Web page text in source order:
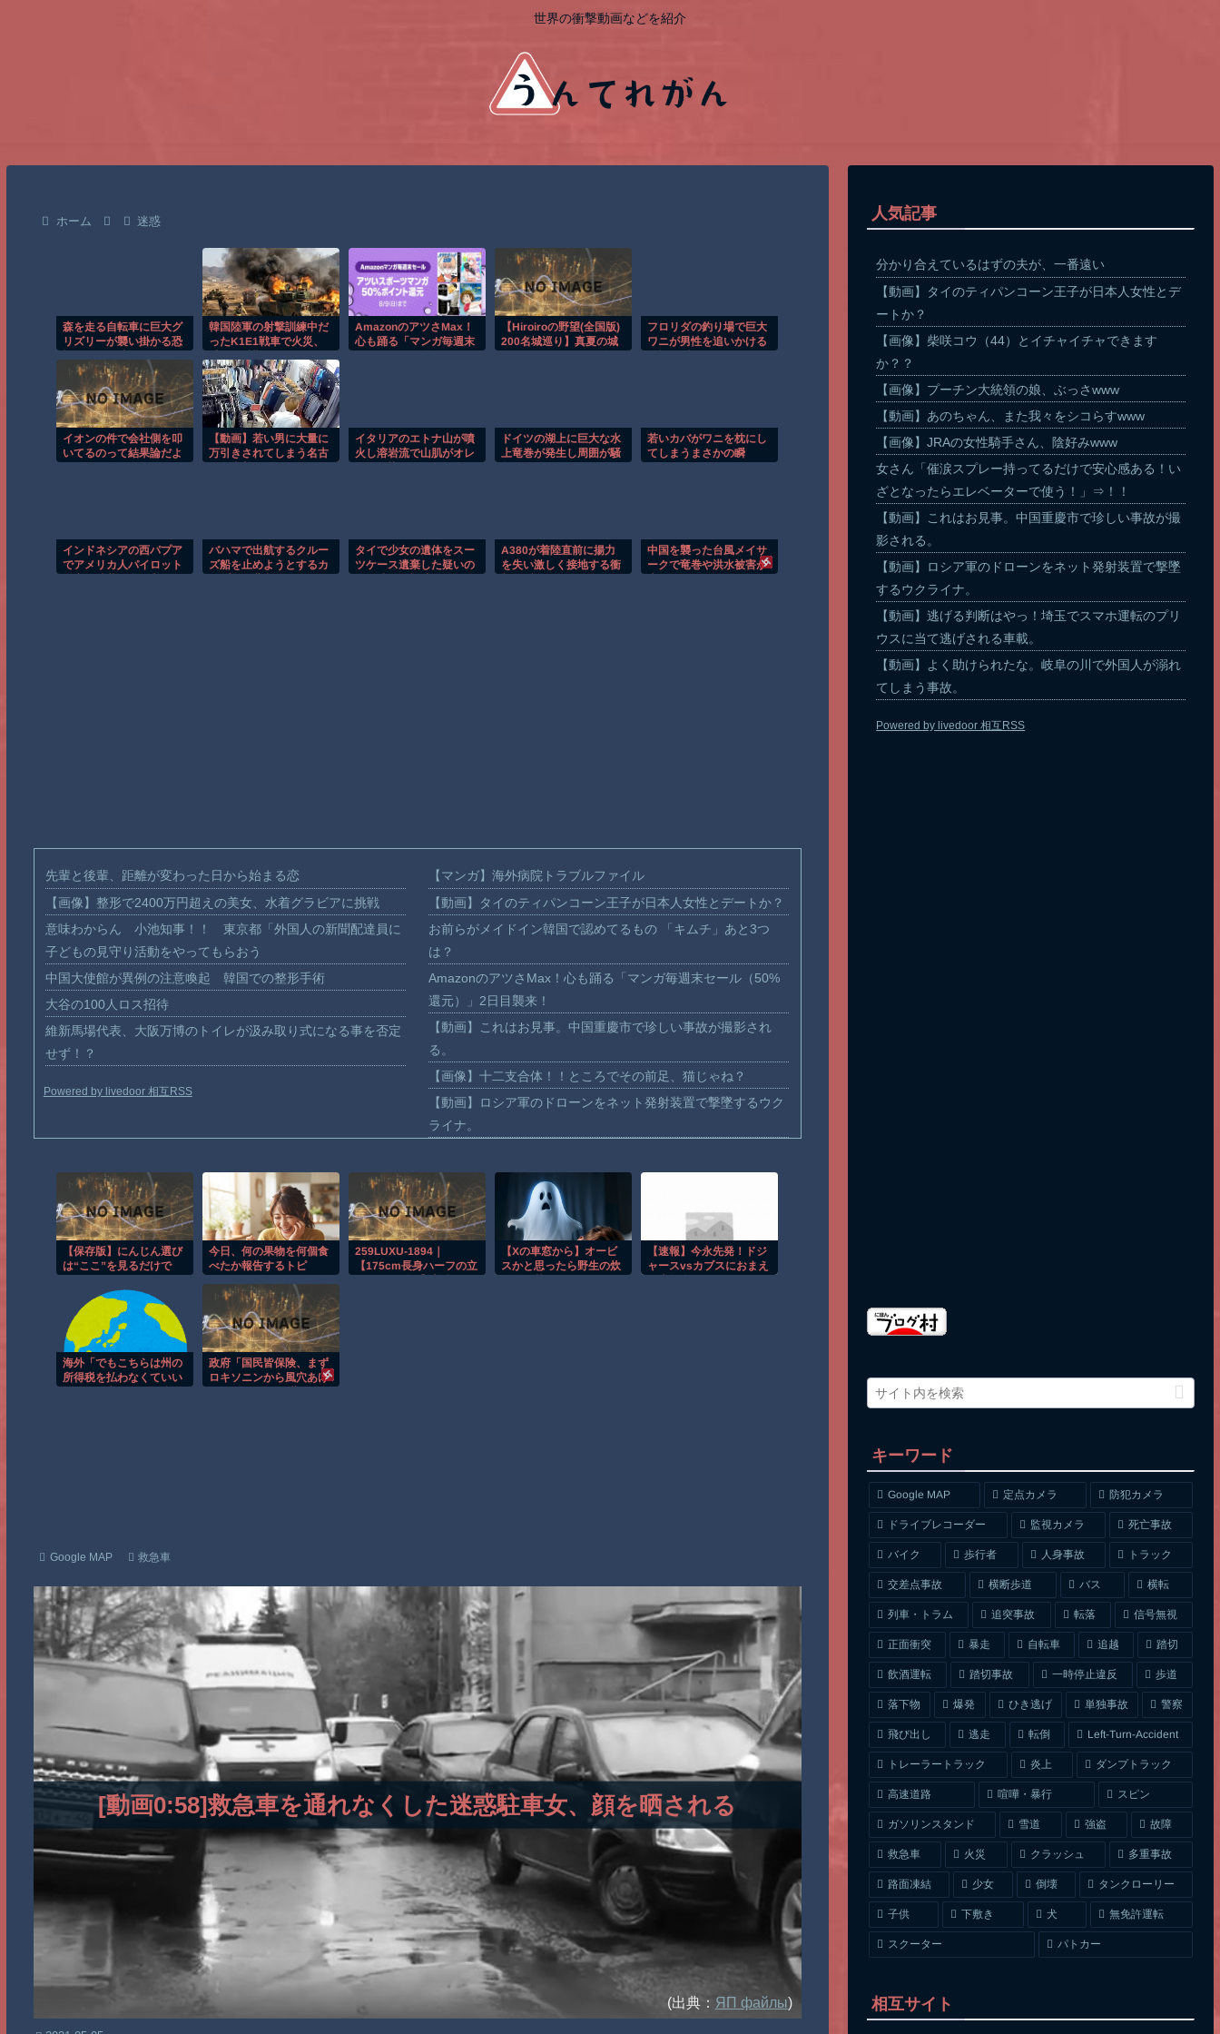
世界の衝撃動画などを紹介
ホーム 迷惑
森を走る自転車に巨大グ
リズリーが襲い掛かる恐
韓国陸軍の射撃訓練中だ
ったK1E1戦車で火災、
ーム付近から出火！
AmazonのアツさMax！
心も踊る「マンガ毎週末
【Hiroiroの野望(全国版)
200名城巡り】真夏の城
フロリダの釣り場で巨大
ワニが男性を追いかける
イオンの件で会社側を叩
いてるのって結果論だよ
【動画】若い男に大量に
万引きされてしまう名古
イタリアのエトナ山が噴
火し溶岩流で山肌がオレ
ドイツの湖上に巨大な水
上竜巻が発生し周囲が騒
若いカバがワニを枕にし
てしまうまさかの瞬
インドネシアの西パプア
でアメリカ人パイロット
バハマで出航するクルー
ズ船を止めようとするカ
タイで少女の遺体をスー
ツケース遺棄した疑いの
A380が着陸直前に揚力
を失い激しく接地する衝
中国を襲った台風メイサ
ークで竜巻や洪水被害が
先輩と後輩、距離が変わった日から始まる恋
【画像】整形で2400万円超えの美女、水着グラビアに挑戦
意味わからん 小池知事！！ 東京都「外国人の新聞配達員に
子どもの見守り活動をやってもらおう
中国大使館が異例の注意喚起 韓国での整形手術
大谷の100人ロス招待
維新馬場代表、大阪万博のトイレが汲み取り式になる事を否定
せず！？
Powered by livedoor 相互RSS
【マンガ】海外病院トラブルファイル
【動画】タイのティパンコーン王子が日本人女性とデートか？
お前らがメイドイン韓国で認めてるもの 「キムチ」あと3つ
は？
AmazonのアツさMax！心も踊る「マンガ毎週末セール（50%
還元）」2日目襲来！
【動画】これはお見事。中国重慶市で珍しい事故が撮影され
る。
【画像】十二支合体！！ところでその前足、猫じゃね？
【動画】ロシア軍のドローンをネット発射装置で撃墜するウク
ライナ。
て逃げされる車載。
【動画】よく助けられたな。岐阜の川で外国人が溺れてしまう
事故。
渡邊渚さん「私がPTSDと診断された当時、世間はまだPTSDと
いう言葉は浸透されていませんでした」
【保存版】にんじん選び
は“ここ”を見るだけで
今日、何の果物を何個食
べたか報告するトピ
259LUXU-1894｜
【175cm長身ハーフの立
【Xの車窓から】オービ
スかと思ったら野生の炊
【速報】今永先発！ドジ
ャースvsカブスにおまえ
海外「でもこちらは州の
所得税を払わなくていい
政府「国民皆保険、まず
ロキソニンから風穴あけ
Google MAP 救急車
[動画0:58]救急車を通れなくした迷惑駐車女、顔を晒される
(出典： ЯП файлы)
人気記事
分かり合えているはずの夫が、一番遠い
【動画】タイのティパンコーン王子が日本人女性とデ
ートか？
【画像】柴咲コウ（44）とイチャイチャできます
か？？
【画像】プーチン大統領の娘、ぶっさwww
【動画】あのちゃん、また我々をシコらすwww
【画像】JRAの女性騎手さん、陰好みwww
女さん「催涙スプレー持ってるだけで安心感ある！い
ざとなったらエレベーターで使う！」⇒！！
【動画】これはお見事。中国重慶市で珍しい事故が撮
影される。
【動画】ロシア軍のドローンをネット発射装置で撃墜
するウクライナ。
【動画】逃げる判断はやっ！埼玉でスマホ運転のプリ
ウスに当て逃げされる車載。
【動画】よく助けられたな。岐阜の川で外国人が溺れ
てしまう事故。
Powered by livedoor 相互RSS
キーワード
Google MAP 定点カメラ 防犯カメラ
ドライブレコーダー 監視カメラ 死亡事故
バイク 歩行者 人身事故 トラック
交差点事故 横断歩道 バス 横転
列車・トラム 追突事故 転落 信号無視
正面衝突 暴走 自転車 追越 踏切
飲酒運転 踏切事故 一時停止違反 歩道
落下物 爆発 ひき逃げ 単独事故 警察
飛び出し 逃走 転倒 Left-Turn-Accident
トレーラートラック 炎上 ダンプトラック
高速道路 喧嘩・暴行 スピン
ガソリンスタンド 雪道 強盗 故障
救急車 火災 クラッシュ 多重事故
路面凍結 少女 倒壊 タンクローリー
子供 下敷き 犬 無免許運転
スクーター パトカー
相互サイト